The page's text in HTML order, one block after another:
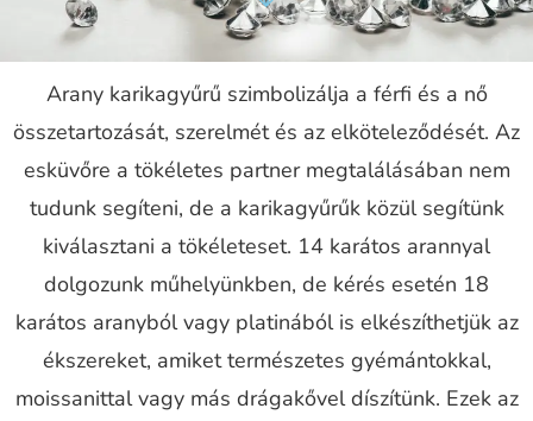
Arany karikagyűrű szimbolizálja a férfi és a nő
összetartozását, szerelmét és az elköteleződését. Az
esküvőre a tökéletes partner megtalálásában nem
tudunk segíteni, de a karikagyűrűk közül segítünk
kiválasztani a tökéleteset. 14 karátos arannyal
dolgozunk műhelyünkben, de kérés esetén 18
karátos aranyból vagy platinából is elkészíthetjük az
ékszereket, amiket természetes gyémántokkal,
moissanittal vagy más drágakővel díszítünk. Ezek az